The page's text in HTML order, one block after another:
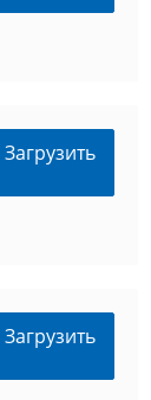
Загрузить
Загрузить